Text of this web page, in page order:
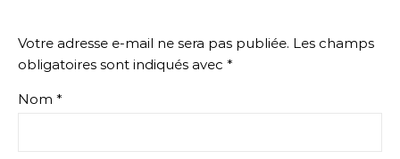
Votre adresse e-mail ne sera pas publiée. Les champs
obligatoires sont indiqués avec *
Nom *